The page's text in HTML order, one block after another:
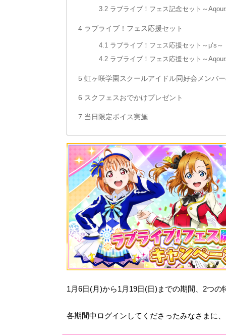
3.2 ラブライブ！フェス記念セット～
4 ラブライブ！フェス応援セット
4.1 ラブライブ！フェス応援セット～μ‘s～
4.2 ラブライブ！フェス応援セット～
5 虹ヶ咲学園スクールアイドル同好会メンバ
6 スクフェスおでかけプレゼント
7 当日限定ボイス実施
1月6日(月)から1月19日(日)までの期間、2つの
各期間中ログインしてくださったみなさまに